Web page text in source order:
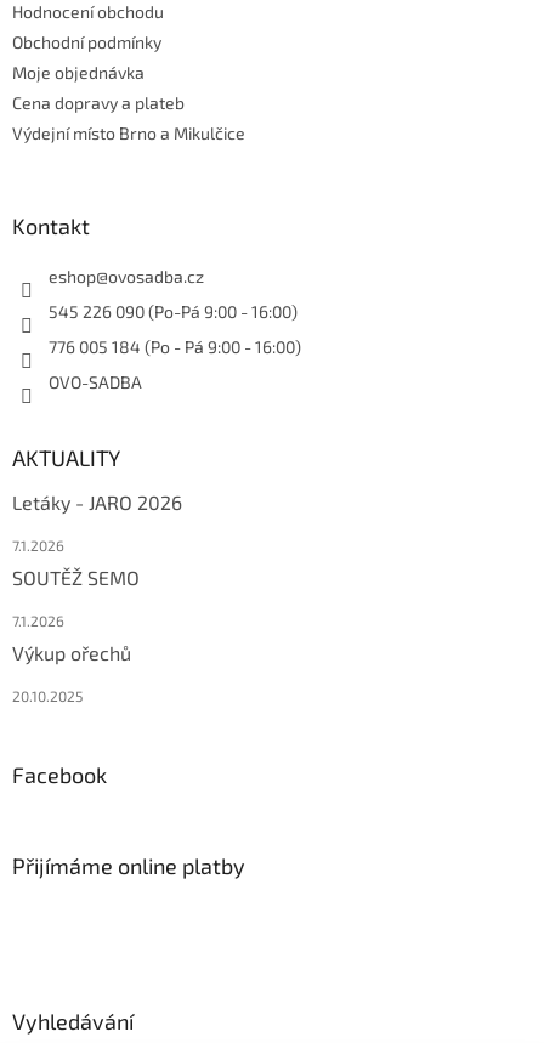
Hodnocení obchodu
Obchodní podmínky
Moje objednávka
Cena dopravy a plateb
Výdejní místo Brno a Mikulčice
Kontakt
eshop@ovosadba.cz
545 226 090 (Po-Pá 9:00 - 16:00)
776 005 184 (Po - Pá 9:00 - 16:00)
OVO-SADBA
AKTUALITY
Letáky - JARO 2026
7.1.2026
SOUTĚŽ SEMO
7.1.2026
Výkup ořechů
20.10.2025
Facebook
Přijímáme online platby
Vyhledávání